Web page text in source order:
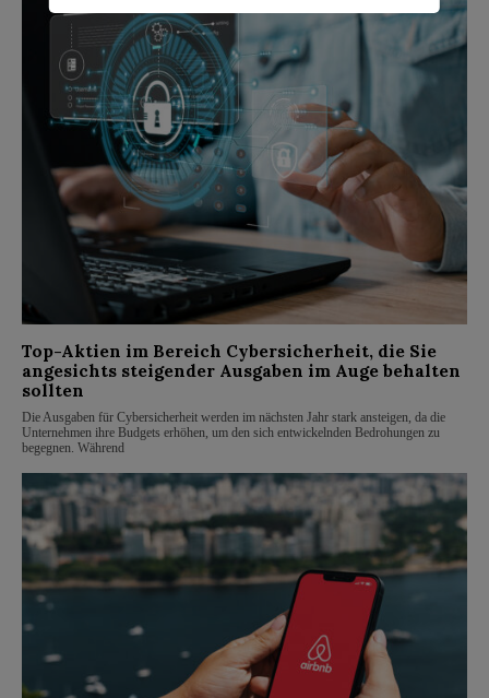
Top-Aktien im Bereich Cybersicherheit, die Sie
angesichts steigender Ausgaben im Auge behalten
sollten
Die Ausgaben für Cybersicherheit werden im nächsten Jahr stark ansteigen, da die
Unternehmen ihre Budgets erhöhen, um den sich entwickelnden Bedrohungen zu
begegnen. Während